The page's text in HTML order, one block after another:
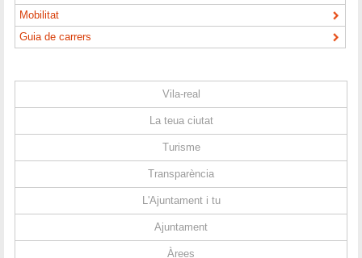
Mobilitat
Guia de carrers
Vila-real
La teua ciutat
Turisme
Transparència
L'Ajuntament i tu
Ajuntament
Àrees